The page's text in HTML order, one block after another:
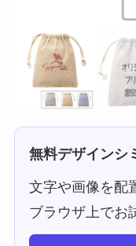
無料デザインシ
文字や画像を配
ブラウザ上でお